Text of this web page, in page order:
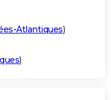
Atlantiques)
)